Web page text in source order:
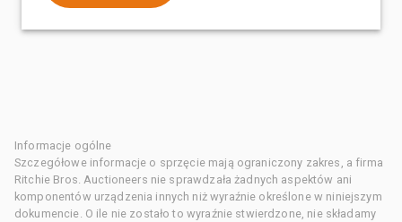
Informacje ogólne
Szczegółowe informacje o sprzęcie mają ograniczony zakres, a firma
Ritchie Bros. Auctioneers nie sprawdzała żadnych aspektów ani
komponentów urządzenia innych niż wyraźnie określone w niniejszym
dokumencie. O ile nie zostało to wyraźnie stwierdzone, nie składamy